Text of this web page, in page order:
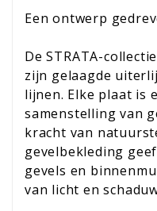
Een ontwerp
De STRATA-
zijn gelaagde
lijnen. Elke plaat is
samenstelling van
kracht van
gevelbekleding
gevels en
van licht en